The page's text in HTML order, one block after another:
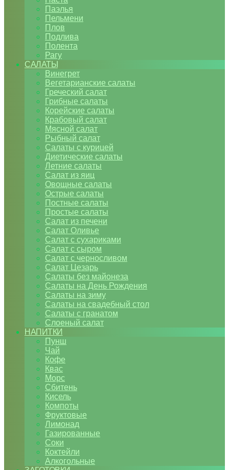
Паэлья
Пельмени
Плов
Подлива
Полента
Рагу
САЛАТЫ
Винегрет
Вегетарианские салаты
Греческий салат
Грибные салаты
Корейские салаты
Крабовый салат
Мясной салат
Рыбный салат
Салаты с курицей
Диетические салаты
Летние салаты
Салат из яиц
Овощные салаты
Острые салаты
Постные салаты
Простые салаты
Салат из печени
Салат Оливье
Салат с сухариками
Салат с сыром
Салат с черносливом
Салат Цезарь
Салаты без майонеза
Салаты на День Рождения
Салаты на зиму
Салаты на свадебный стол
Салаты с гранатом
Слоеный салат
НАПИТКИ
Пунш
Чай
Кофе
Квас
Морс
Сбитень
Кисель
Компоты
Фруктовые
Лимонад
Газированные
Соки
Коктейли
Алкогольные